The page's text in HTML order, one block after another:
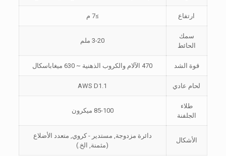
ارتفاع ≥7 م
سمك
الحائط
3-20 ملم
قوة الشد 470 الآلام والكروب الذهنية ~ 630 ميغاباسكال
لحام عادي AWS D1.1
طلاء
الجلفنة
85-100 ميكرون
الأشكال
دائرة مزدوجة, مستدير - كروي, متعدد الأضلاع
(مثمنة, الخ.)